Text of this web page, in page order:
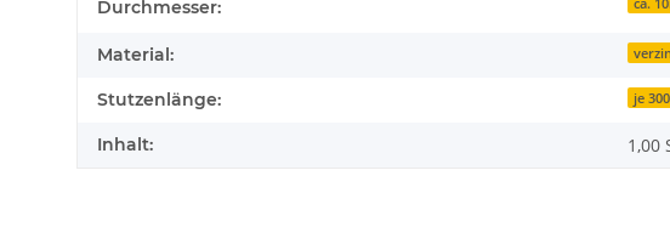
Durchmesser:
Material:
Stutzenlänge: je
Inhalt: 1,00